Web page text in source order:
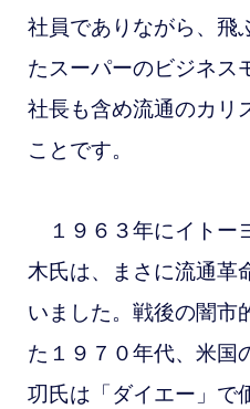
社員でありながら、飛
たスーパーのビジネス
社長も含め流通のカリ
ことです。
１９６３年にイトー
木氏は、まさに流通革
いました。戦後の闇市
た１９７０年代、米国
㓛氏は「ダイエー」で